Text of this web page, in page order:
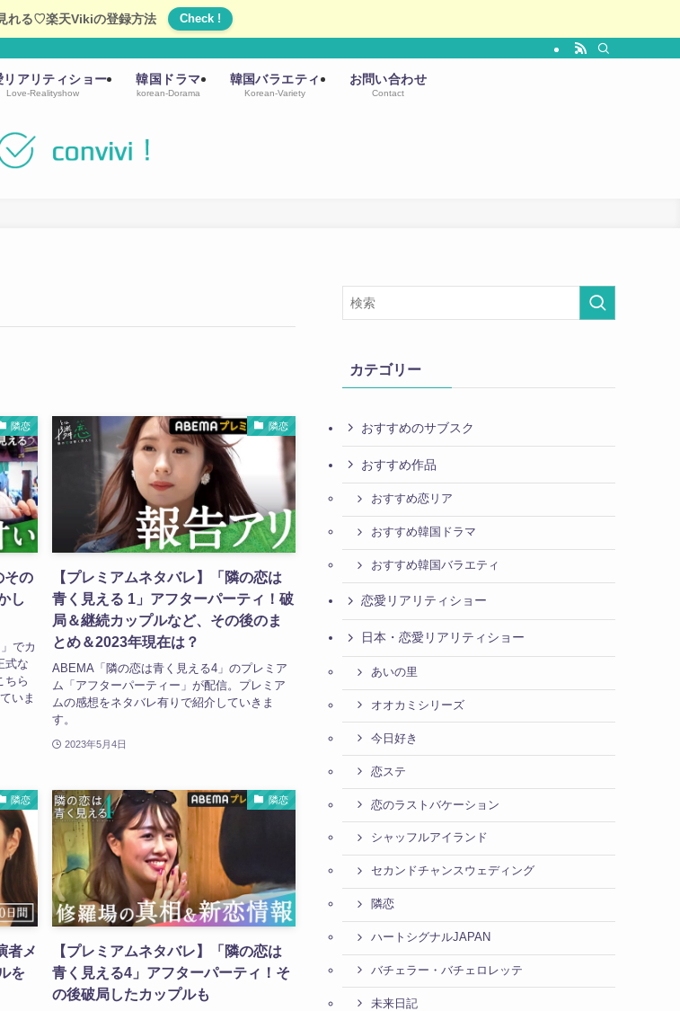
れる♡楽天Vikiの登録方法 Check !
リアリティショー
Love-Realityshow
韓国ドラマ
korean-Dorama
韓国バラエティ
Korean-Variety
お問い合わせ
Contact
隣恋
その
し
でカ
式な
ちら
いま
隣恋
【プレミアムネタバレ】「隣の恋は
青く見える 1」アフターパーティ！破
局＆継続カップルなど、その後のま
とめ＆2023年現在は？
ABEMA「隣の恋は青く見える4」のプレミア
ム「アフターパーティー」が配信。プレミア
ムの感想をネタバレ有りで紹介していきま
す。
2023年5月4日
隣恋
者メ
を
隣恋
【プレミアムネタバレ】「隣の恋は
青く見える4」アフターパーティ！そ
の後破局したカップルも
カテゴリー
おすすめのサブスク
おすすめ作品
おすすめ恋リア
おすすめ韓国ドラマ
おすすめ韓国バラエティ
恋愛リアリティショー
日本・恋愛リアリティショー
あいの里
オオカミシリーズ
今日好き
恋ステ
恋のラストバケーション
シャッフルアイランド
セカンドチャンスウェディング
隣恋
ハートシグナルJAPAN
バチェラー・バチェロレッテ
未来日記